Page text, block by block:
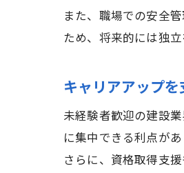
また、職場での安全
ため、将来的には独
キャリアアップ
未経験者歓迎の建設
に集中できる利点が
さらに、資格取得支